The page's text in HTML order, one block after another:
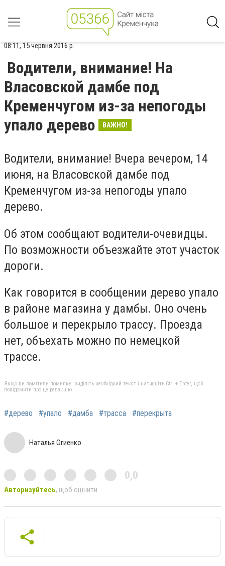
08:11, 15 червня 2016 р.
Водители, внимание! На
Власовской дамбе под
Кременчугом из-за непогоды
упало дерево
ВАЖНО!
Водители, внимание! Вчера вечером, 14
июня, на Власовской дамбе под
Кременчугом из-за непогоды упало
дерево.
Об этом сообщают водители-очевидцы.
По возможности объезжайте этот участок
дороги.
Как говорится в сообщении дерево упало
в районе магазина у дамбы. Оно очень
большое и перекрыло трассу. Проезда
нет, объехать можно по немецкой
трассе.
Якщо ви помітили помилку, виділіть необхідний текст і натисніть Ctrl + Enter, щоб
повідомити про це редакцію
#дерево #упало #дамба #трасса #перекрыта
Наталья Огиенко
0,0
Авторизуйтесь, щоб оцінити